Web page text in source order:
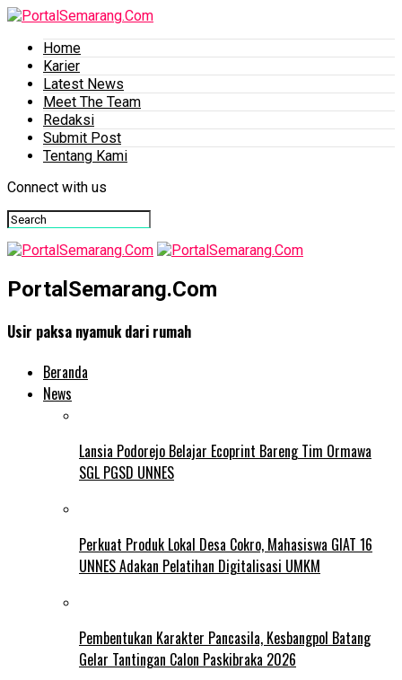
Home
Karier
Latest News
Meet The Team
Redaksi
Submit Post
Tentang Kami
Connect with us
PortalSemarang.Com
Usir paksa nyamuk dari rumah
Beranda
News
Lansia Podorejo Belajar Ecoprint Bareng Tim Ormawa
SGL PGSD UNNES
Perkuat Produk Lokal Desa Cokro, Mahasiswa GIAT 16
UNNES Adakan Pelatihan Digitalisasi UMKM
Pembentukan Karakter Pancasila, Kesbangpol Batang
Gelar Tantingan Calon Paskibraka 2026